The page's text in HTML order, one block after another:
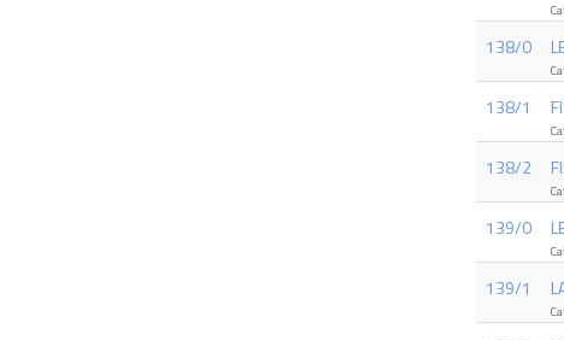
138/0
138/1
138/2
139/0
139/1